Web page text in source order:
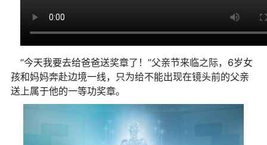
“今天我要去给爸爸送奖章了！”父亲节来临之际，6岁女
孩和妈妈奔赴边境一线，只为给不能出现在镜头前的父亲
送上属于他的一等功奖章。